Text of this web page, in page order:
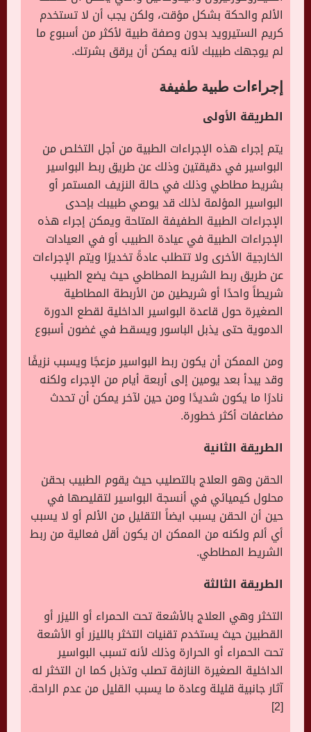
الألم والحكة بشكل مؤقت، ولكن يجب أن لا تستخدم
كريم الستيرويد بدون وصفة طبية لأكثر من أسبوع ما
لم يوجهك طبيبك لأنه يمكن أن يرقق بشرتك.
إجراءات طبية طفيفة
الطريقة الأولى
يتم إجراء هذه الإجراءات الطبية من أجل التخلص من
البواسير في دقيقتين وذلك عن طريق ربط البواسير
بشريط مطاطي وذلك في حالة النزيف المستمر أو
البواسير المؤلمة لذلك قد يوصي طبيبك بإحدى
الإجراءات الطبية الطفيفة المتاحة ويمكن إجراء هذه
الإجراءات الطبية في عيادة الطبيب أو في العيادات
الخارجية الأخرى ولا تتطلب عادةً تخديرًا ويتم الإجراءات
عن طريق ربط الشريط المطاطي حيث يضع الطبيب
شريطاً واحدًا أو شريطين من الأربطة المطاطية
الصغيرة حول قاعدة البواسير الداخلية لقطع الدورة
الدموية حتى يذبل الباسور ويسقط في غضون أسبوع
ومن الممكن أن يكون ربط البواسير مزعجًا ويسبب نزيفًا
وقد يبدأ بعد يومين إلى أربعة أيام من الإجراء ولكنه
نادرًا ما يكون شديدًا ومن حين لآخر يمكن أن تحدث
مضاعفات أكثر خطورة.
الطريقة الثانية
الحقن وهو العلاج بالتصليب حيث يقوم الطبيب بحقن
محلول كيميائي في أنسجة البواسير لتقليصها في
حين أن الحقن يسبب ايضاً التقليل من الألم أو لا يسبب
أي ألم ولكنه من الممكن ان يكون أقل فعالية من ربط
الشريط المطاطي.
الطريقة الثالثة
التخثر وهي العلاج بالأشعة تحت الحمراء أو الليزر أو
القطبين حيث يستخدم تقنيات التخثر بالليزر أو الأشعة
تحت الحمراء أو الحرارة وذلك لأنه تسبب البواسير
الداخلية الصغيرة النازفة تصلب وتذبل كما ان التخثر له
آثار جانبية قليلة وعادة ما يسبب القليل من عدم الراحة.
[2]